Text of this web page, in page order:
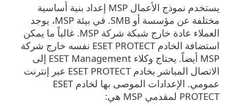
يستخدم نموذج الأعمال MSP إعداد بنية أساسية
مختلفة عن مؤسسة أو SMB. في بيئة MSP، يوجد
العملاء عادة خارج شبكة شركة MSP. غالباً ما يمكن
استضافة الخادم ESET PROTECT نفسه خارج شركة
MSP أيضاً. يحتاج وكلاء ESET Management إلى
الاتصال المباشر بخادم ESET PROTECT عبر إنترنت
عمومي. الإعدادات الموصى بها لخادم ESET
PROTECT لمقدمي MSP هي: